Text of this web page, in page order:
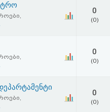
0
(0)
0
(0)
0
(0)